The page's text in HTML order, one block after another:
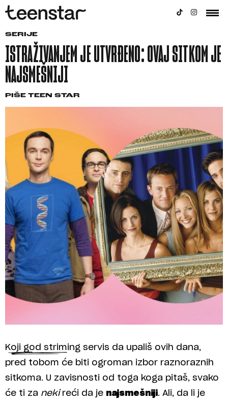
SERIJE
ISTRAŽIVANJEM JE UTVRĐENO: OVAJ SITKOM JE
NAJSMEŠNIJI
PIŠE TEEN STAR
Koji god striming servis da upališ ovih dana,
pred tobom će biti ogroman izbor raznoraznih
sitkoma. U zavisnosti od toga koga pitaš, svako
će ti za nekireći da je najsmešniji. Ali, da li je